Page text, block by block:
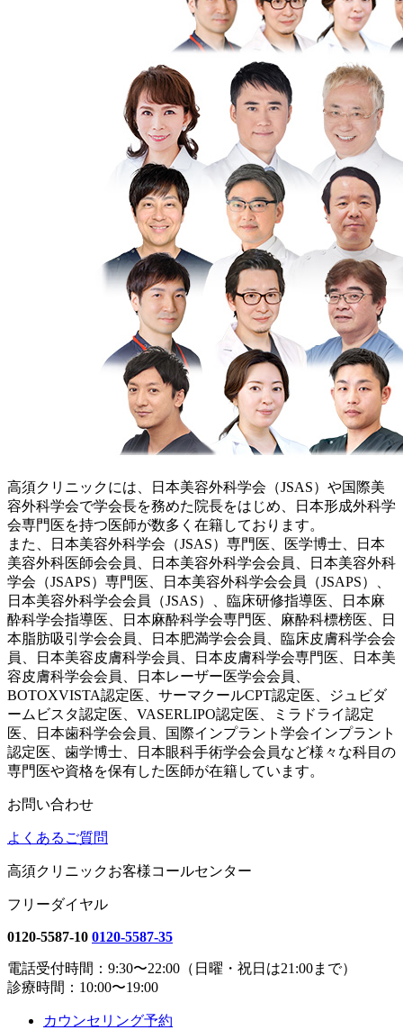
高須クリニックには、日本美容外科学会（JSAS）や国際美
容外科学会で学会長を務めた院長をはじめ、日本形成外科学
会専門医を持つ医師が数多く在籍しております。
また、日本美容外科学会（JSAS）専門医、医学博士、日本
美容外科医師会会員、日本美容外科学会会員、日本美容外科
学会（JSAPS）専門医、日本美容外科学会会員（JSAPS）、
日本美容外科学会会員（JSAS）、臨床研修指導医、日本麻
酔科学会指導医、日本麻酔科学会専門医、麻酔科標榜医、日
本脂肪吸引学会会員、日本肥満学会会員、臨床皮膚科学会会
員、日本美容皮膚科学会員、日本皮膚科学会専門医、日本美
容皮膚科学会会員、日本レーザー医学会会員、
BOTOXVISTA認定医、サーマクールCPT認定医、ジュビダ
ームビスタ認定医、VASERLIPO認定医、ミラドライ認定
医、日本歯科学会会員、国際インプラント学会インプラント
認定医、歯学博士、日本眼科手術学会会員など様々な科目の
専門医や資格を保有した医師が在籍しています。
お問い合わせ
よくあるご質問
高須クリニックお客様コールセンター
フリーダイヤル
0120-5587-10 0120-5587-35
電話受付時間：9:30〜22:00（日曜・祝日は21:00まで）
診療時間：10:00〜19:00
カウンセリング予約